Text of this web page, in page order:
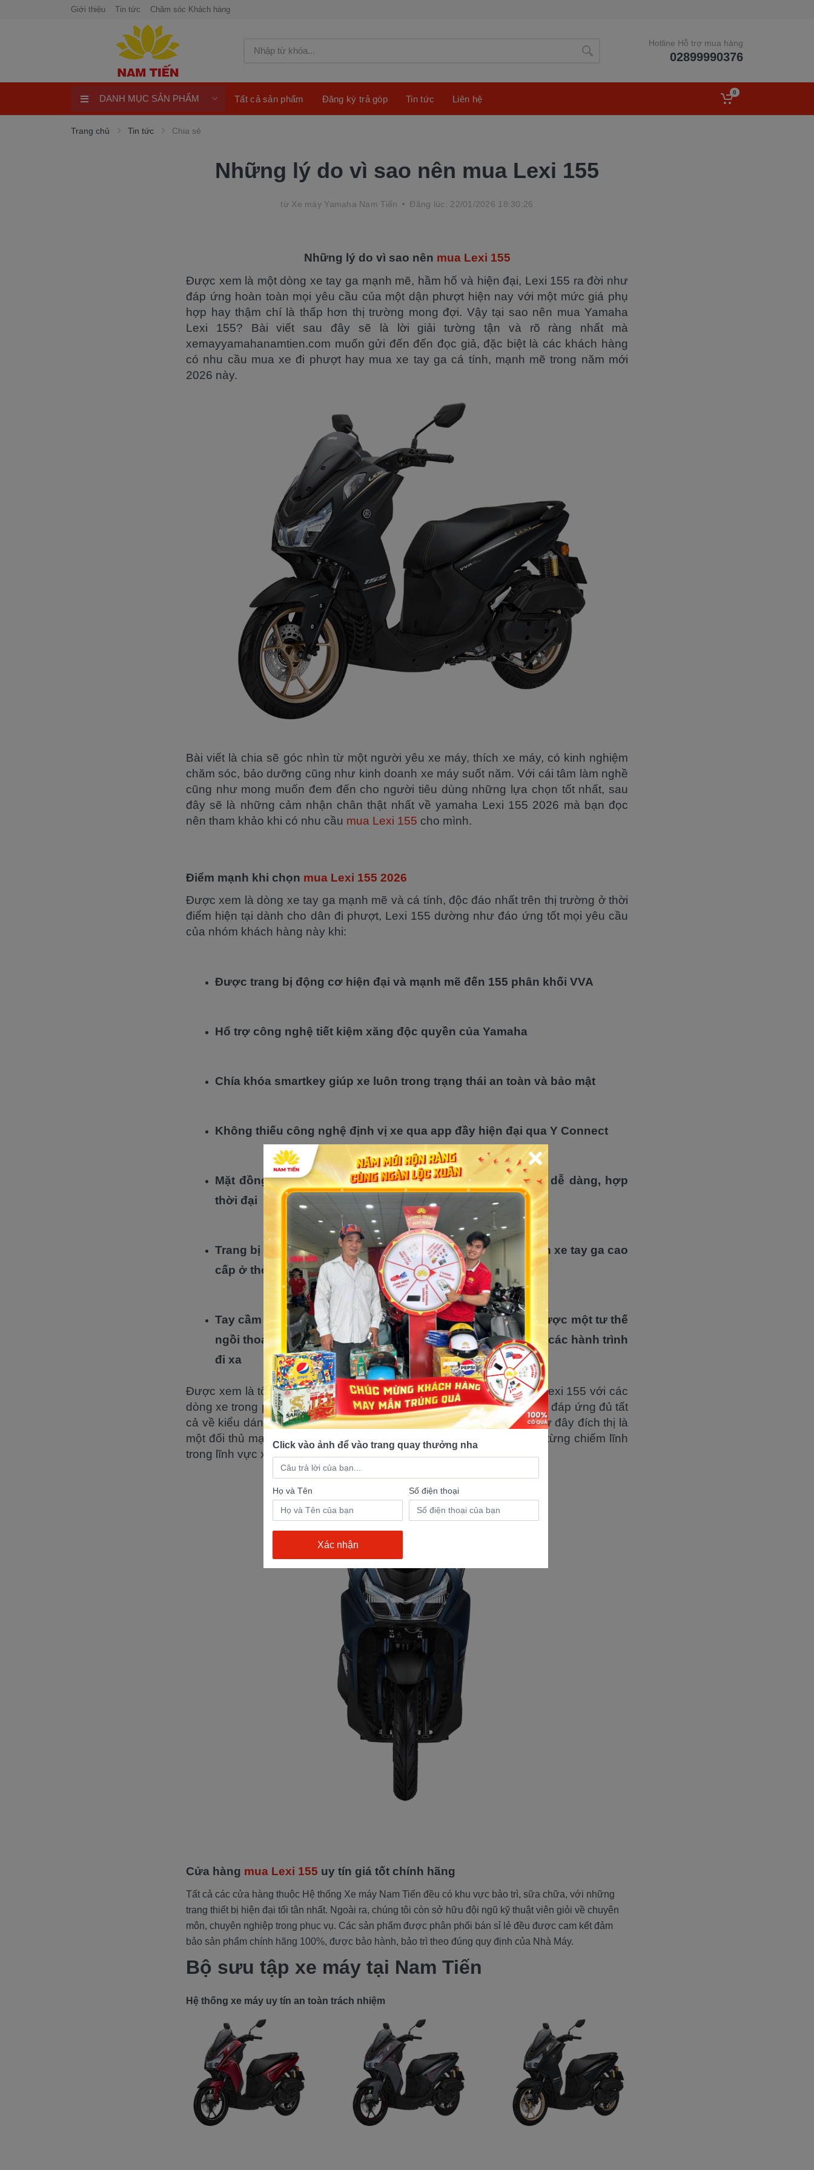
Giới thiệu Tin tức Chăm sóc Khách hàng
Hotline Hỗ trợ mua hàng
02899990376
Xe Tay Côn
DANH MỤC SẢN PHẨM Tất cả sản phẩm Đăng ký trả góp Tin tức Liên hệ
0
Trang chủ Tin tức Chia sẻ
Những lý do vì sao nên mua Lexi 155
từ Xe máy Yamaha Nam Tiến Đăng lúc: 22/01/2026 18:30:26
Những lý do vì sao nên mua Lexi 155
Được xem là một dòng xe tay ga mạnh mẽ, hầm hố và hiện đại, Lexi 155 ra đời như
đáp ứng hoàn toàn mọi yêu cầu của một dận phượt hiện nay với một mức giá phụ
hợp hay thậm chí là thấp hơn thị trường mong đợi. Vậy tại sao nên mua Yamaha
Lexi 155? Bài viết sau đây sẽ là lời giải tường tận và rõ ràng nhất mà
xemayyamahanamtien.com muốn gửi đến đến đọc giả, đặc biệt là các khách hàng
có nhu cầu mua xe đi phượt hay mua xe tay ga cá tính, mạnh mẽ trong năm mới
2026 này.
Bài viết là chia sẽ góc nhìn từ một người yêu xe máy, thích xe máy, có kinh nghiệm
chăm sóc, bảo dưỡng cũng như kinh doanh xe máy suốt năm. Với cái tâm làm nghề
cũng như mong muốn đem đến cho người tiêu dùng những lựa chọn tốt nhất, sau
đây sẽ là những cảm nhận chân thật nhất về yamaha Lexi 155 2026 mà bạn đọc
nên tham khảo khi có nhu cầu mua Lexi 155 cho mình.
Điểm mạnh khi chọn mua Lexi 155 2026
Được xem là dòng xe tay ga mạnh mẽ và cá tính, độc đáo nhất trên thị trường ở thời
điểm hiện tại dành cho dân đi phượt, Lexi 155 dường như đáo ứng tốt mọi yêu cầu
của nhóm khách hàng này khi:
Được trang bị động cơ hiện đại và mạnh mẽ đến 155 phân khối VVA
Hổ trợ công nghệ tiết kiệm xăng độc quyền của Yamaha
Chía khóa smartkey giúp xe luôn trong trạng thái an toàn và bảo mật
Không thiếu công nghệ định vị xe qua app đầy hiện đại qua Y Connect
Mặt đồng hồ điện từ giúp xe hiển thị một cách đầy đủ và dễ dàng, hợp
thời đại
Trang bị hệ thống chống bó cứng phanh ABS đạt tiêu chuẩn xe tay ga cao
cấp ở thời điểm hiện tại
Tay cầm cao cùng thiết kế hầm hố giúp người sở hữu có được một tư thế
ngồi thoải mái và đầm nhất trong mọi hành trình, đặc biệt là các hành trình
đi xa
Được xem là tốt nhất trong tầm giá ở thời điểm hiện tại khi so sánh Lexi 155 với các
dòng xe trong phân khúc tương tự. Lexi 155 của Yamaha dường như đáp ứng đủ tất
cả về kiểu dáng, công nghệ, tính năng lẫn chế độ bảo hành. Thực sự đây đích thị là
một đối thủ mạnh mẽ và đáng gờm như thành công mà Yamaha đã từng chiếm lĩnh
trong lĩnh vực xe côn tây Exciter dành cho nam giới như trước đây.
Cửa hàng mua Lexi 155 uy tín giá tốt chính hãng
Tất cả các cửa hàng thuộc Hệ thống Xe máy Nam Tiến đều có khu vực bảo trì, sữa chữa, với những
trang thiết bị hiện đại tối tân nhất. Ngoài ra, chúng tôi còn sở hữu đội ngũ kỹ thuật viên giỏi về chuyên
môn, chuyên nghiệp trong phục vụ. Các sản phẩm được phân phối bán sỉ lẻ đều được cam kết đảm
bảo sản phẩm chính hãng 100%, được bảo hành, bảo trì theo đúng quy định của Nhà Máy.
Bộ sưu tập xe máy tại Nam Tiến
Hệ thống xe máy uy tín an toàn trách nhiệm
Click vào ảnh để vào trang quay thưởng nha
Họ và Tên Số điện thoại